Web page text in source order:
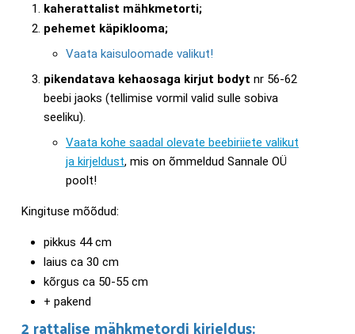
kaherattalist mähkmetorti;
pehemet käpiklooma;
Vaata kaisuloomade valikut!
pikendatava kehaosaga kirjut bodyt nr 56-62
beebi jaoks (tellimise vormil valid sulle sobiva
seeliku).
Vaata kohe saadal olevate beebiriiete valikut
ja kirjeldust, mis on õmmeldud Sannale OÜ
poolt!
Kingituse mõõdud:
pikkus 44 cm
laius ca 30 cm
kõrgus ca 50-55 cm
+ pakend
2 rattalise mähkmetordi kirjeldus: